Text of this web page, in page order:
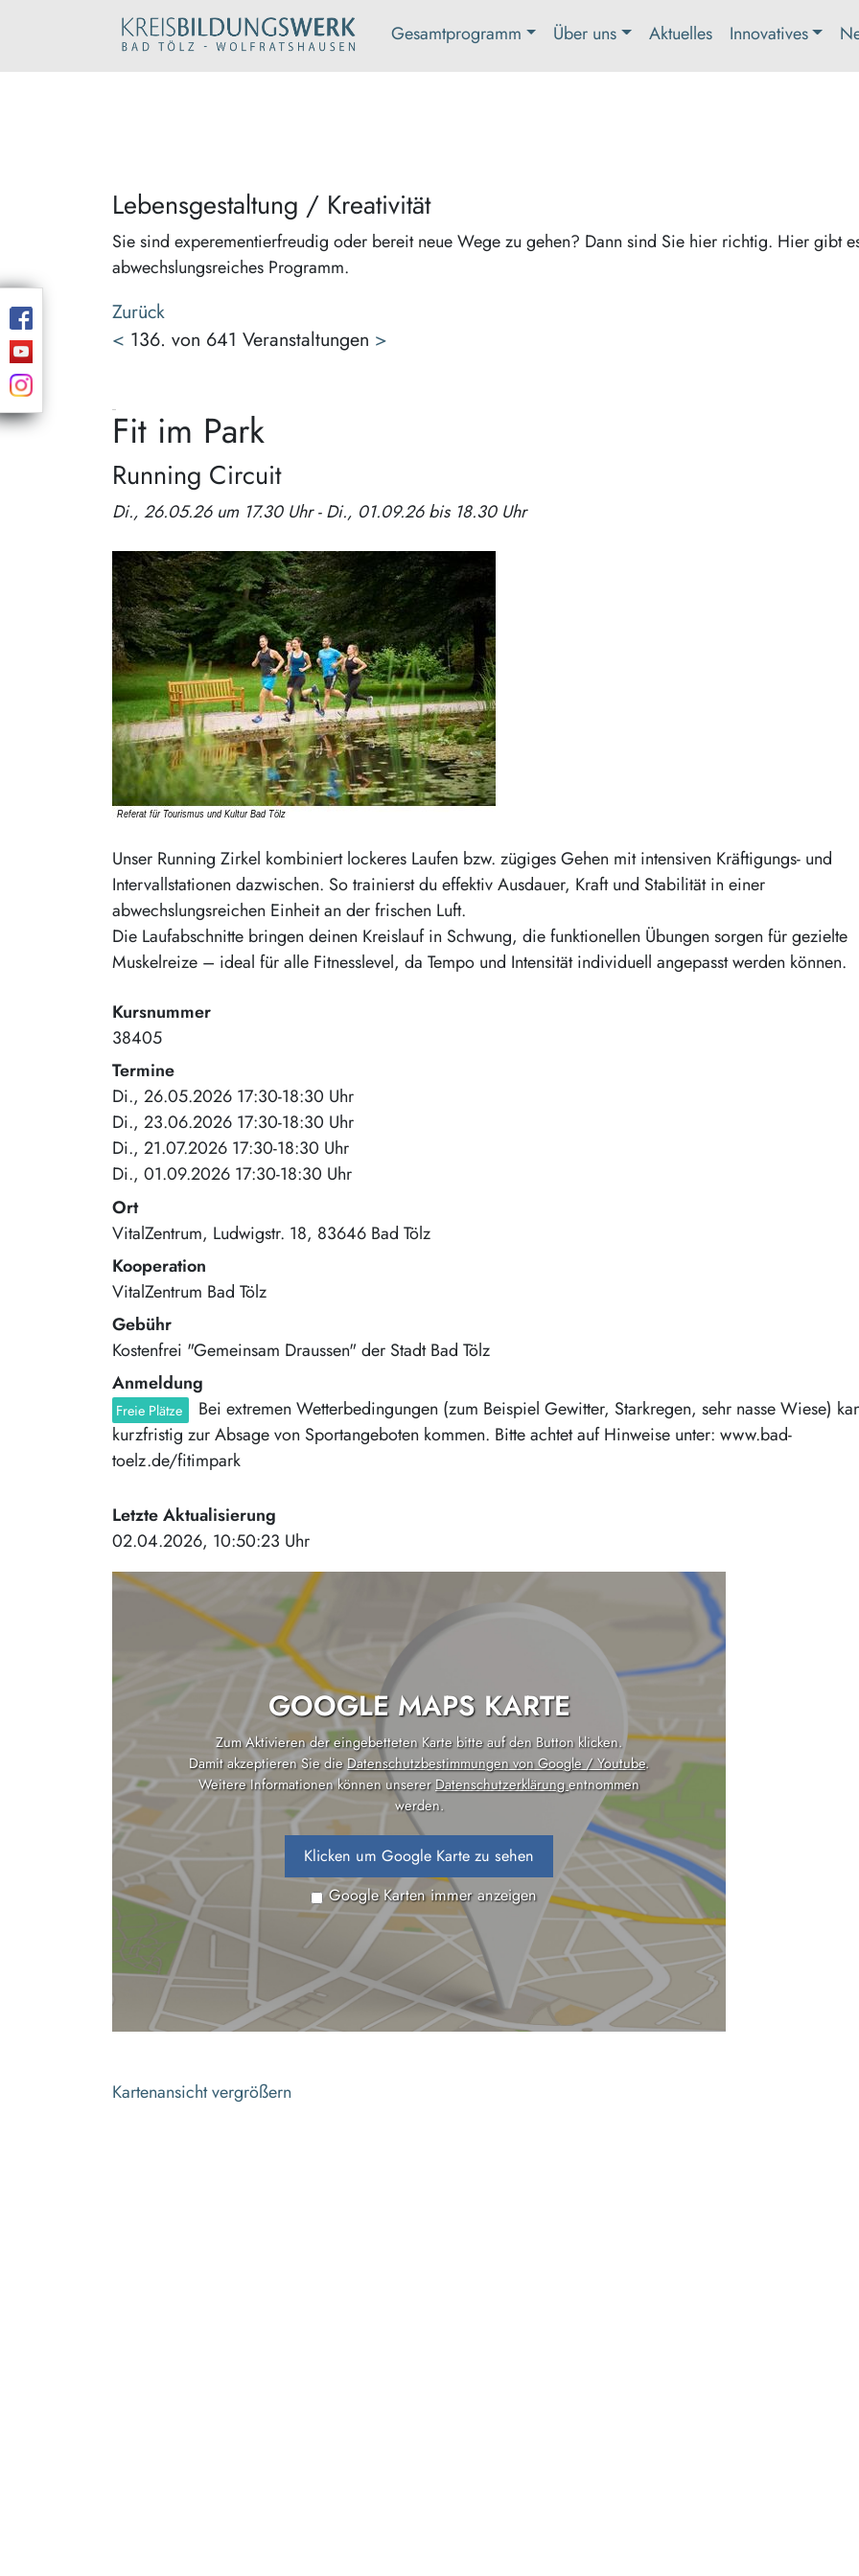
Gesamtprogramm Über uns Aktuelles Innovatives
Lebensgestaltung / Kreativität
Sie sind experementierfreudig oder bereit neue Wege zu gehen? Dann sind Sie hier richtig. Hier gibt es
abwechslungsreiches Programm.
Zurück
< 136. von 641 Veranstaltungen >
Fit im Park
Running Circuit
Di., 26.05.26 um 17.30 Uhr - Di., 01.09.26 bis 18.30 Uhr
Unser Running Zirkel kombiniert lockeres Laufen bzw. zügiges Gehen mit intensiven Kräftigungs- und
Intervallstationen dazwischen. So trainierst du effektiv Ausdauer, Kraft und Stabilität in einer
abwechslungsreichen Einheit an der frischen Luft.
Die Laufabschnitte bringen deinen Kreislauf in Schwung, die funktionellen Übungen sorgen für gezielte
Muskelreize – ideal für alle Fitnesslevel, da Tempo und Intensität individuell angepasst werden können.
Kursnummer
38405
Termine
Di., 26.05.2026 17:30-18:30 Uhr
Di., 23.06.2026 17:30-18:30 Uhr
Di., 21.07.2026 17:30-18:30 Uhr
Di., 01.09.2026 17:30-18:30 Uhr
Ort
VitalZentrum Ludwigstr. 18 83646 Bad Tölz
Kooperation
VitalZentrum Bad Tölz
Gebühr
Kostenfrei "Gemeinsam Draussen" der Stadt Bad Tölz
Anmeldung
Freie Plätze
Bei extremen Wetterbedingungen (zum Beispiel Gewitter, Starkregen, sehr nasse Wiese)
kurzfristig zur Absage von Sportangeboten kommen. Bitte achtet auf Hinweise unter: www.bad-
toelz.de/fitimpark
Letzte Aktualisierung
02.04.2026, 10:50:23 Uhr
GOOGLE MAPS KARTE
Zum Aktivieren der eingebetteten Karte bitte auf den Button klicken.
Damit akzeptieren Sie dieDatenschutzbestimmungen von Google / Youtube.
Weitere Informationen können unsererDatenschutzerklärungentnommen
werden.
Klicken um Google Karte zu sehen
Google Karten immer anzeigen
Kartenansicht vergrößern